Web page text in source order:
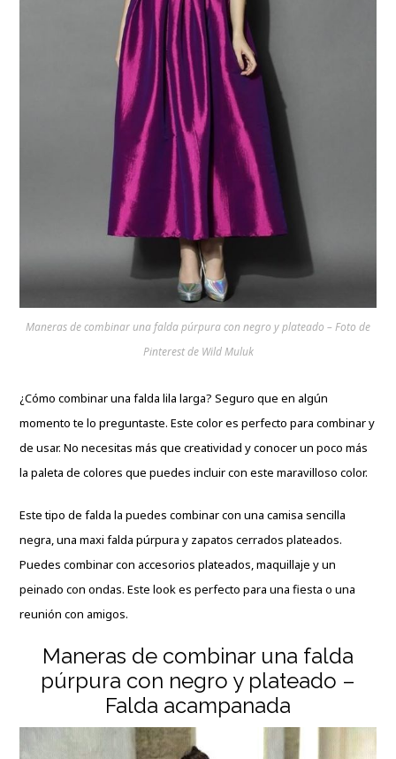
Maneras de combinar una falda púrpura con negro y plateado – Foto de
Pinterest de Wild Muluk
¿Cómo combinar una falda lila larga? Seguro que en algún
momento te lo preguntaste. Este color es perfecto para combinar y
de usar. No necesitas más que creatividad y conocer un poco más
la paleta de colores que puedes incluir con este maravilloso color.
Este tipo de falda la puedes combinar con una camisa sencilla
negra, una maxi falda púrpura y zapatos cerrados plateados.
Puedes combinar con accesorios plateados, maquillaje y un
peinado con ondas. Este look es perfecto para una fiesta o una
reunión con amigos.
Maneras de combinar una falda
púrpura con negro y plateado –
Falda acampanada